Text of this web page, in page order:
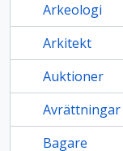
Arkeologi
Arkitekt
Auktioner
Avrättningar
Bagare